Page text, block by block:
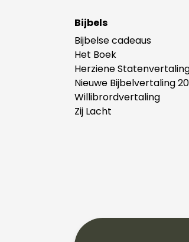
Bijbels
Bijbelse cadeaus
Het Boek
Herziene
Nieuwe Bijbelvertaling
Willibrordvertaling
Zij Lacht